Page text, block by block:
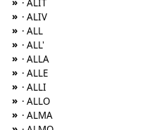
· ALIT
» · ALIV
» · ALL
» · ALL'
» · ALLA
» · ALLE
» · ALLI
» · ALLO
» · ALMA